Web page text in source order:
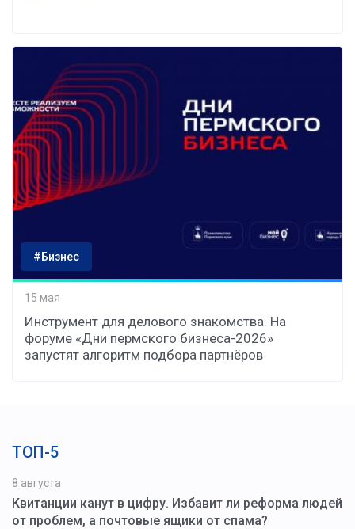
#Бизнес
15 мая
Инструмент для делового знакомства. На
форуме «Дни пермского бизнеса-2026»
запустят алгоритм подбора партнёров
ТОП-5
8 августа
Квитанции канут в цифру. Избавит ли реформа людей
от проблем, а почтовые ящики от спама?